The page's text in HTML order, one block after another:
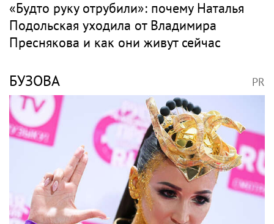
Вдова лидера Nirvana Кортни Лав
пыталась забрать все материалы дела
Кобейна
ПРЕСНЯКОВ PR